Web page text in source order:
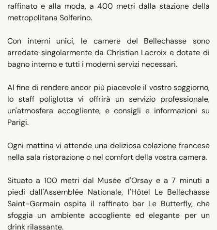
raffinato e alla moda, a 400 metri dalla stazione della
metropolitana Solferino.
Con interni unici, le camere del Bellechasse sono
arredate singolarmente da Christian Lacroix e dotate di
bagno interno e tutti i moderni servizi necessari.
Al fine di rendere ancor più piacevole il vostro soggiorno,
lo staff poliglotta vi offrirà un servizio professionale,
un'atmosfera accogliente, e consigli e informazioni su
Parigi.
Ogni mattina vi attende una deliziosa colazione francese
nella sala ristorazione o nel comfort della vostra camera.
Situato a 100 metri dal Musée d'Orsay e a 7 minuti a
piedi dall'Assemblée Nationale, l'Hôtel Le Bellechasse
Saint-Germain ospita il raffinato bar Le Butterfly, che
sfoggia un ambiente accogliente ed elegante per un
drink rilassante.